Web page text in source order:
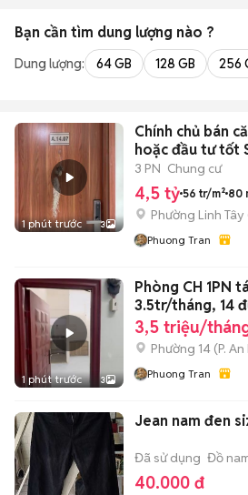
Bạn cần tìm dung lượng nào ?
Dung lượng: 64 GB 128 GB 256
1 phút trước 3
Chính chủ bán
hoặc đầu tư tốt
3 PN Chung cư
4,5 tỷ 56 tr/m² 80
Phường Linh
Phuong Tran
1 phút trước 3
Phòng CH 1PN
3.5tr/tháng, 14
Vấp.
3,5 triệu/
Phường 14 (P.
Phuong Tran
Jean nam đen
Đã sử dụng Đồ
40.000 đ